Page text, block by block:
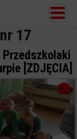
17
Przedszkolaki
[ZDJĘCIA]